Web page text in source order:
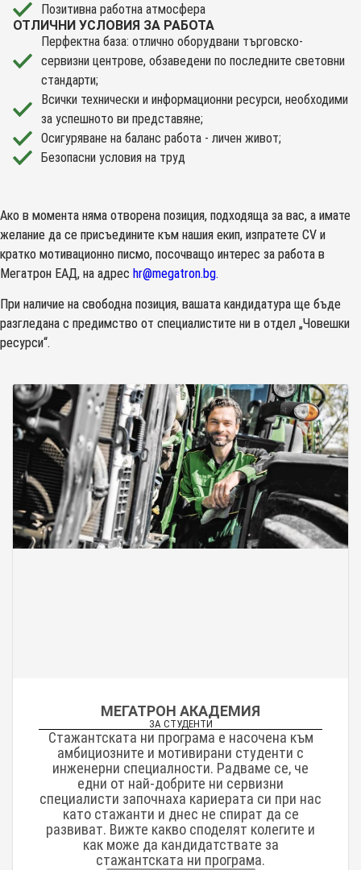
Позитивна работна атмосфера
ОТЛИЧНИ УСЛОВИЯ ЗА РАБОТА
Перфектна база: отлично оборудвани търговско-
сервизни центрове, обзаведени по последните световни
стандарти;
Всички технически и информационни ресурси, необходими
за успешното ви представяне;
Oсигуряване на баланс работа - личен живот;
Безопасни условия на труд
Ако в момента няма отворена позиция, подходяща за вас, а имате
желание да се присъедините към нашия екип, изпратете CV и
кратко мотивационно писмо, посочващо интерес за работа в
Мегатрон ЕАД, на адрес hr@megatron.bg.
При наличие на свободна позиция, вашата кандидатура ще бъде
разгледана с предимство от специалистите ни в отдел „Човешки
ресурси“.
МЕГАТРОН АКАДЕМИЯ
ЗА СТУДЕНТИ
Стажантската ни програма е насочена към
амбициозните и мотивирани студенти с
инженерни специалности. Радваме се, че
едни от най-добрите ни сервизни
специалисти започнаха кариерата си при нас
като стажанти и днес не спират да се
развиват. Вижте какво споделят колегите и
как може да кандидатствате за
стажантската ни програма.